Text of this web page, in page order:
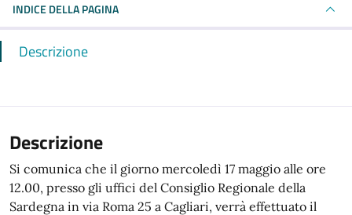
INDICE DELLA PAGINA
Descrizione
Descrizione
Si comunica che il giorno mercoledì 17 maggio alle ore
12.00, presso gli uffici del Consiglio Regionale della
Sardegna in via Roma 25 a Cagliari, verrà effettuato il